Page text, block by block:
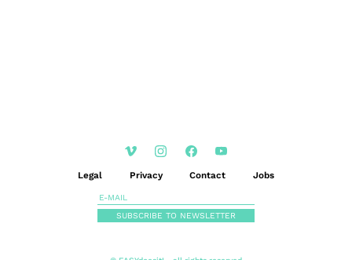
Legal Privacy Contact Jobs
SUBSCRIBE TO NEWSLETTER